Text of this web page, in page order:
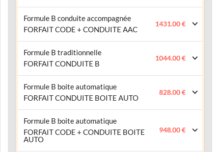
Formule B conduite accompagnée
FORFAIT CODE + CONDUITE AAC
1431.00 €
Formule B traditionnelle
FORFAIT CONDUITE B
1044.00 €
Formule B boite automatique
FORFAIT CONDUITE BOITE AUTO
828.00 €
Formule B boite automatique
FORFAIT CODE + CONDUITE BOITE
AUTO
948.00 €